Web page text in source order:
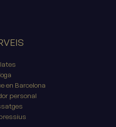
Ioga
en Barcelona
personal